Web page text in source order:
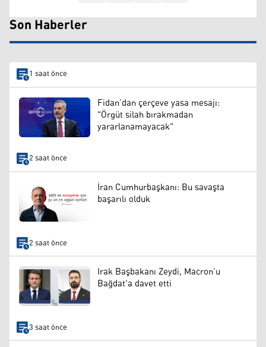
Son Haberler
1 saat önce
Fidan’dan çerçeve yasa mesajı:
"Örgüt silah bırakmadan
yararlanamayacak"
2 saat önce
İran Cumhurbaşkanı: Bu savaşta
başarılı olduk
2 saat önce
Irak Başbakanı Zeydi, Macron’u
Bağdat'a davet etti
3 saat önce